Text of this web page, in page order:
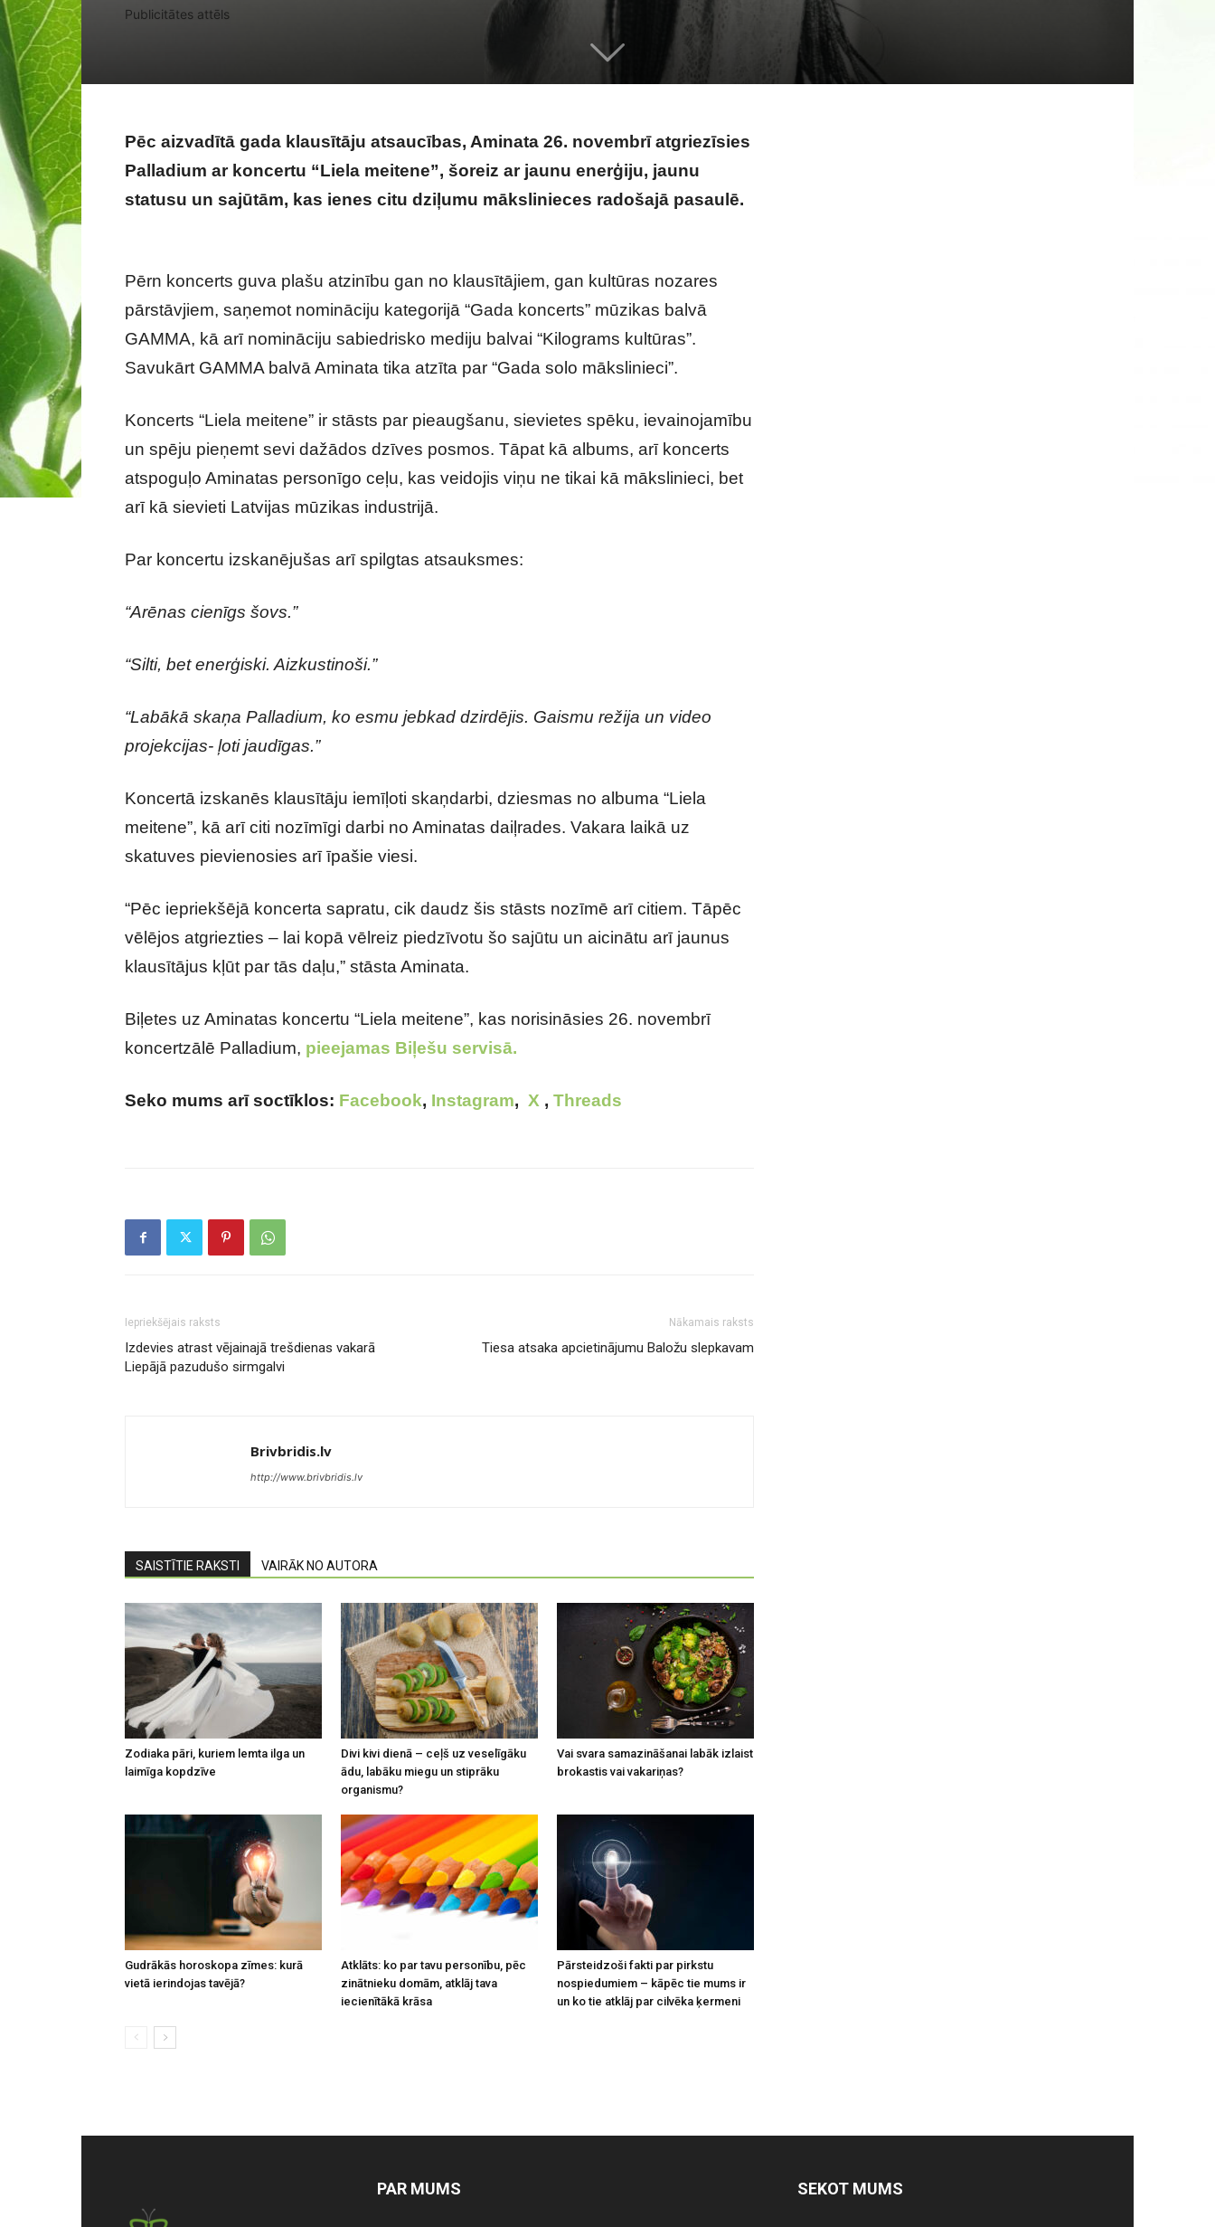
Publicitātes attēls
Pēc aizvadītā gada klausītāju atsaucības, Aminata 26. novembrī atgriezīsies
Palladium ar koncertu “Liela meitene”, šoreiz ar jaunu enerģiju, jaunu
statusu un sajūtām, kas ienes citu dziļumu mākslinieces radošajā pasaulē.
Pērn koncerts guva plašu atzinību gan no klausītājiem, gan kultūras nozares
pārstāvjiem, saņemot nomināciju kategorijā “Gada koncerts” mūzikas balvā
GAMMA, kā arī nomināciju sabiedrisko mediju balvai “Kilograms kultūras”.
Savukārt GAMMA balvā Aminata tika atzīta par “Gada solo mākslinieci”.
Koncerts “Liela meitene” ir stāsts par pieaugšanu, sievietes spēku, ievainojamību
un spēju pieņemt sevi dažādos dzīves posmos. Tāpat kā albums, arī koncerts
atspoguļo Aminatas personīgo ceļu, kas veidojis viņu ne tikai kā mākslinieci, bet
arī kā sievieti Latvijas mūzikas industrijā.
Par koncertu izskanējušas arī spilgtas atsauksmes:
“Arēnas cienīgs šovs.”
“Silti, bet enerģiski. Aizkustinoši.”
“Labākā skaņa Palladium, ko esmu jebkad dzirdējis. Gaismu režija un video
projekcijas- ļoti jaudīgas.”
Koncertā izskanēs klausītāju iemīļoti skaņdarbi, dziesmas no albuma “Liela
meitene”, kā arī citi nozīmīgi darbi no Aminatas daiļrades. Vakara laikā uz
skatuves pievienosies arī īpašie viesi.
“Pēc iepriekšējā koncerta sapratu, cik daudz šis stāsts nozīmē arī citiem. Tāpēc
vēlējos atgriezties – lai kopā vēlreiz piedzīvotu šo sajūtu un aicinātu arī jaunus
klausītājus kļūt par tās daļu,” stāsta Aminata.
Biļetes uz Aminatas koncertu “Liela meitene”, kas norisināsies 26. novembrī
koncertzālē Palladium, pieejamas Biļešu servisā.
Seko mums arī soctīklos: Facebook, Instagram, X , Threads
Iepriekšējais raksts
Izdevies atrast vējainajā trešdienas vakarā
Liepājā pazudušo sirmgalvi
Nākamais raksts
Tiesa atsaka apcietinājumu Baložu slepkavam
Brivbridis.lv
http://www.brivbridis.lv
SAISTĪTIE RAKSTI VAIRĀK NO AUTORA
Zodiaka pāri, kuriem lemta ilga un
laimīga kopdzīve
Divi kivi dienā – ceļš uz veselīgāku
ādu, labāku miegu un stiprāku
organismu?
Vai svara samazināšanai labāk izlaist
brokastis vai vakariņas?
Gudrākās horoskopa zīmes: kurā
vietā ierindojas tavējā?
Atklāts: ko par tavu personību, pēc
zinātnieku domām, atklāj tava
iecienītākā krāsa
Pārsteidzoši fakti par pirkstu
nospiedumiem – kāpēc tie mums ir
un ko tie atklāj par cilvēka ķermeni
PAR MUMS SEKOT MUMS